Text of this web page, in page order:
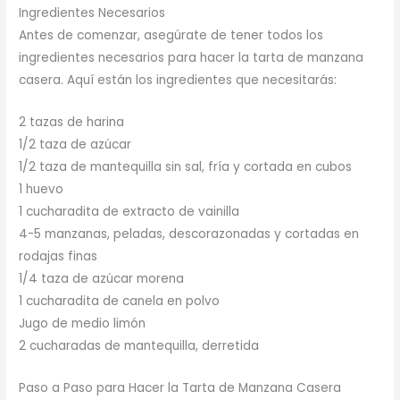
Ingredientes Necesarios
Antes de comenzar, asegúrate de tener todos los
ingredientes necesarios para hacer la tarta de manzana
casera. Aquí están los ingredientes que necesitarás:
2 tazas de harina
1/2 taza de azúcar
1/2 taza de mantequilla sin sal, fría y cortada en cubos
1 huevo
1 cucharadita de extracto de vainilla
4-5 manzanas, peladas, descorazonadas y cortadas en
rodajas finas
1/4 taza de azúcar morena
1 cucharadita de canela en polvo
Jugo de medio limón
2 cucharadas de mantequilla, derretida
Paso a Paso para Hacer la Tarta de Manzana Casera